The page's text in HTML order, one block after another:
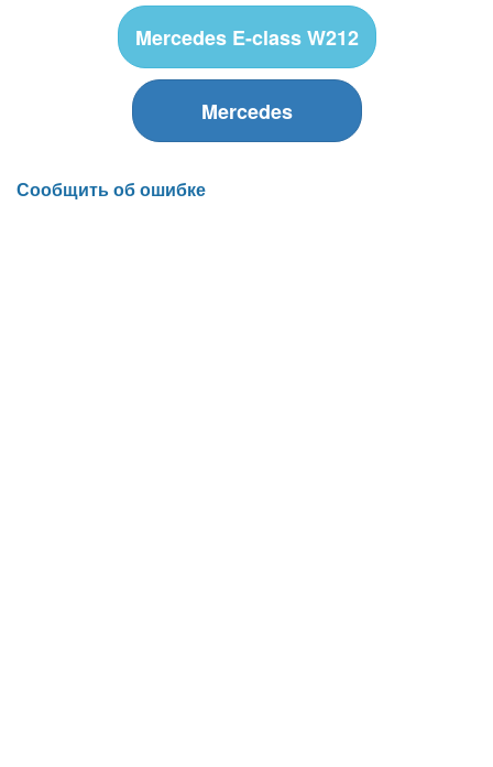
Mercedes E-class W212
Mercedes
Сообщить об ошибке